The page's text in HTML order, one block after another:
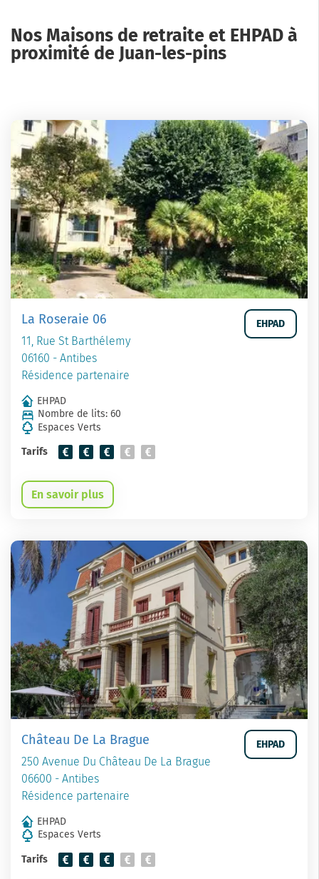
Nos Maisons de retraite et EHPAD à
proximité de Juan-les-pins
La Roseraie 06
11, Rue St Barthélemy
06160 - Antibes
Résidence partenaire
EHPAD
EHPAD
Nombre de lits: 60
Espaces Verts
Tarifs
En savoir plus
Château De La Brague
250 Avenue Du Château De La Brague
06600 - Antibes
Résidence partenaire
EHPAD
EHPAD
Espaces Verts
Tarifs